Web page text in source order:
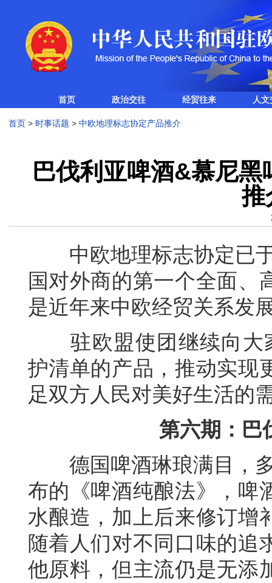
首页 政治交往 经贸往来 人
首页> 时事话题 > 中欧地理标志协定产品推介
巴伐利亚啤酒&慕尼
推
中欧地理标志协定已于
国对外商的第一个全面、
是近年来中欧经贸关系发
驻欧盟使团继续向大家
护清单的产品，推动实现
足双方人民对美好生活的
第六期：巴
德国啤酒琳琅满目，多
布的《啤酒纯酿法》，啤
水酿造，加上后来修订增
随着人们对不同口味的追
他原料，但主流仍是无添